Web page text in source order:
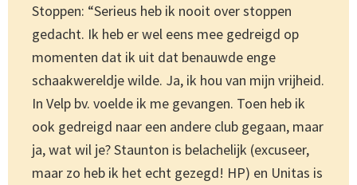
Stoppen: “Serieus heb ik nooit over stoppen
gedacht. Ik heb er wel eens mee gedreigd op
momenten dat ik uit dat benauwde enge
schaakwereldje wilde. Ja, ik hou van mijn vrijheid.
In Velp bv. voelde ik me gevangen. Toen heb ik
ook gedreigd naar een andere club gegaan, maar
ja, wat wil je? Staunton is belachelijk (excuseer,
maar zo heb ik het echt gezegd! HP) en Unitas is